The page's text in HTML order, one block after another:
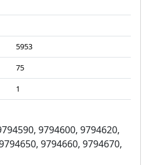
5953
75
1
9794600, 9794620,
9794660, 9794670,